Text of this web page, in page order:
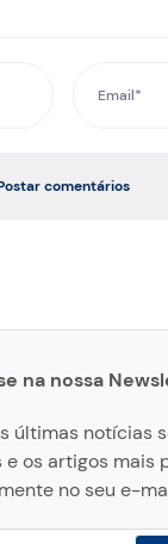
comentários
na nossa
últimas notícias
os artigos mais
no seu e-